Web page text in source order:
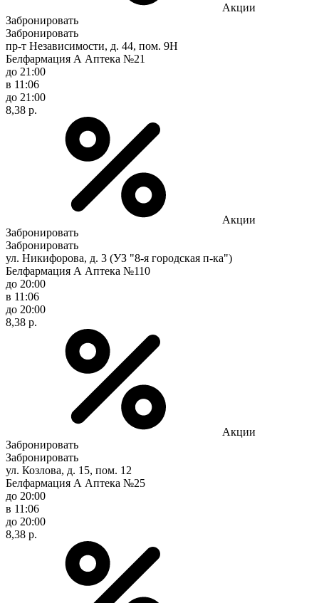
Акции
Забронировать
Забронировать
пр-т Независимости, д. 44, пом. 9Н
Белфармация А Аптека №21
до 21:00
в 11:06
до 21:00
8,38 р.
Акции
Забронировать
Забронировать
ул. Никифорова, д. 3 (УЗ "8-я городская п-ка")
Белфармация А Аптека №110
до 20:00
в 11:06
до 20:00
8,38 р.
Акции
Забронировать
Забронировать
ул. Козлова, д. 15, пом. 12
Белфармация А Аптека №25
до 20:00
в 11:06
до 20:00
8,38 р.